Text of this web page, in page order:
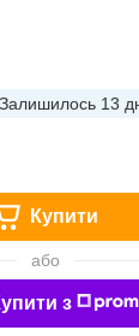
Залишилось 13
Купити
або
з